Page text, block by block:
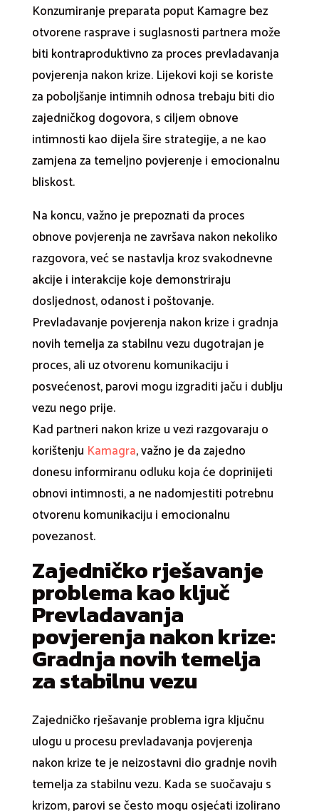
Konzumiranje preparata poput Kamagre bez
otvorene rasprave i suglasnosti partnera može
biti kontraproduktivno za proces prevladavanja
povjerenja nakon krize. Lijekovi koji se koriste
za poboljšanje intimnih odnosa trebaju biti dio
zajedničkog dogovora, s ciljem obnove
intimnosti kao dijela šire strategije, a ne kao
zamjena za temeljno povjerenje i emocionalnu
bliskost.
Na koncu, važno je prepoznati da proces
obnove povjerenja ne završava nakon nekoliko
razgovora, već se nastavlja kroz svakodnevne
akcije i interakcije koje demonstriraju
dosljednost, odanost i poštovanje.
Prevladavanje povjerenja nakon krize i gradnja
novih temelja za stabilnu vezu dugotrajan je
proces, ali uz otvorenu komunikaciju i
posvećenost, parovi mogu izgraditi jaču i dublju
vezu nego prije.
Kad partneri nakon krize u vezi razgovaraju o
korištenju Kamagra, važno je da zajedno
donesu informiranu odluku koja će doprinijeti
obnovi intimnosti, a ne nadomjestiti potrebnu
otvorenu komunikaciju i emocionalnu
povezanost.
Zajedničko rješavanje
problema kao ključ
Prevladavanja
povjerenja nakon krize:
Gradnja novih temelja
za stabilnu vezu
Zajedničko rješavanje problema igra ključnu
ulogu u procesu prevladavanja povjerenja
nakon krize te je neizostavni dio gradnje novih
temelja za stabilnu vezu. Kada se suočavaju s
krizom, parovi se često mogu osjećati izolirano